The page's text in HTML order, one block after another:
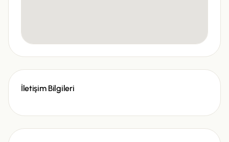
İletişim Bilgileri